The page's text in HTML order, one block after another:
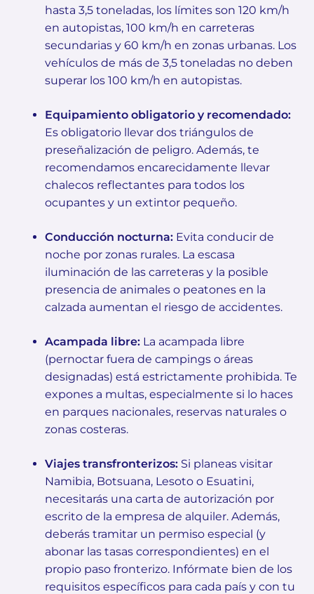
hasta 3,5 toneladas, los límites son 120 km/h
en autopistas, 100 km/h en carreteras
secundarias y 60 km/h en zonas urbanas. Los
vehículos de más de 3,5 toneladas no deben
superar los 100 km/h en autopistas.
Equipamiento obligatorio y recomendado:
Es obligatorio llevar dos triángulos de
preseñalización de peligro. Además, te
recomendamos encarecidamente llevar
chalecos reflectantes para todos los
ocupantes y un extintor pequeño.
Conducción nocturna: Evita conducir de
noche por zonas rurales. La escasa
iluminación de las carreteras y la posible
presencia de animales o peatones en la
calzada aumentan el riesgo de accidentes.
Acampada libre: La acampada libre
(pernoctar fuera de campings o áreas
designadas) está estrictamente prohibida. Te
expones a multas, especialmente si lo haces
en parques nacionales, reservas naturales o
zonas costeras.
Viajes transfronterizos: Si planeas visitar
Namibia, Botsuana, Lesoto o Esuatini,
necesitarás una carta de autorización por
escrito de la empresa de alquiler. Además,
deberás tramitar un permiso especial (y
abonar las tasas correspondientes) en el
propio paso fronterizo. Infórmate bien de los
requisitos específicos para cada país y con tu